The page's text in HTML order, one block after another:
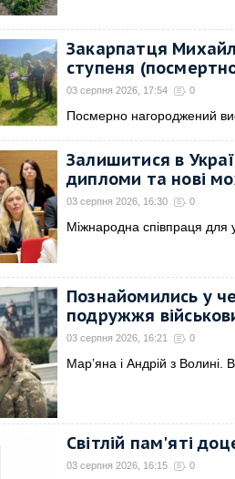
Закарпатця
ступеня
03 серпня 2026, 17:54 0
Посмерно нагороджений
Залишитися в
дипломи та нові
03 серпня 2026, 16:30 0
Міжнародна співпраця для
Познайомились у
подружжя
03 серпня 2026, 16:21 0
Марʼяна і Андрій з Волині.
Світлій пам'яті
03 серпня 2026, 16:15 0